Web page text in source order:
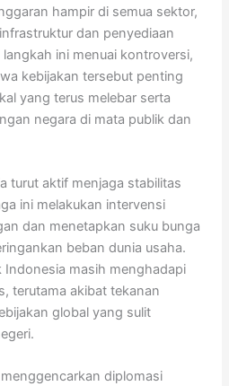
hampir di semua sektor,
dan penyediaan
ini menuai kontroversi,
kebijakan tersebut penting
yang terus melebar serta
negara di mata publik dan
turut aktif menjaga stabilitas
ini melakukan intervensi
dan menetapkan suku bunga
beban dunia usaha.
Indonesia masih menghadapi
terutama akibat tekanan
global yang sulit
diplomasi